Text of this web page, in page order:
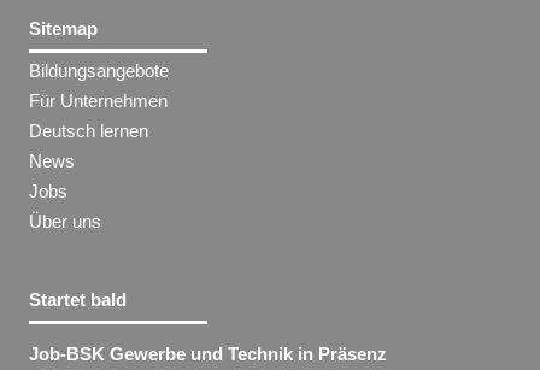
Sitemap
Bildungsangebote
Für Unternehmen
Deutsch lernen
News
Jobs
Über uns
Startet bald
Job-BSK Gewerbe und Technik in Präsenz